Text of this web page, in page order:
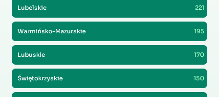
Lubelskie 221
Warmińsko-Mazurskie 195
Lubuskie 170
Świętokrzyskie 150